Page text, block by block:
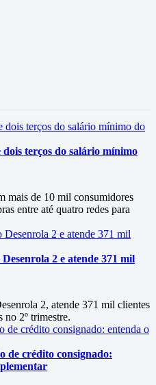
dois terços do salário mínimo
mais de 10 mil consumidores
entre até quatro redes para
2 e atende 371 mil
2, atende 371 mil clientes
no 2º trimestre.
de crédito consignado: